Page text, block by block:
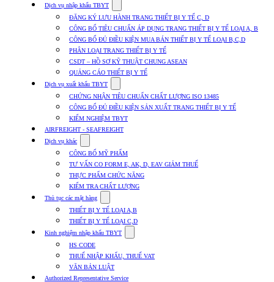
Dịch vụ nhập khẩu TBYT
submenu
for
Dịch
vụ
nhập
khẩu
TBYT
ĐĂNG KÝ LƯU HÀNH TRANG THIẾT BỊ Y TẾ C, D
CÔNG BỐ TIÊU CHUẨN ÁP DỤNG TRANG THIẾT BỊ Y TẾ LOẠI A, B
CÔNG BỐ ĐỦ ĐIỀU KIỆN MUA BÁN THIẾT BỊ Y TẾ LOẠI B,C,D
PHÂN LOẠI TRANG THIẾT BỊ Y TẾ
CSDT – HỒ SƠ KỸ THUẬT CHUNG ASEAN
QUẢNG CÁO THIẾT BỊ Y TẾ
Dịch vụ xuất khẩu TBYT
submenu
for
Dịch
vụ
xuất
TBYT
CHỨNG NHẬN TIÊU CHUẨN CHẤT LƯỢNG ISO 13485
CÔNG BỐ ĐỦ ĐIỀU KIỆN SẢN XUẤT TRANG THIẾT BỊ Y TẾ
KIỂM NGHIỆM TBYT
AIRFREIGHT - SEAFREIGHT
Dịch vụ khác
submenu
for
Dịch
vụ
khác
CÔNG BỐ MỸ PHẨM
TƯ VẤN CO FORM E, AK, D, EAV GIẢM THUẾ
THỰC PHẨM CHỨC NĂNG
KIỂM TRA CHẤT LƯỢNG
Thủ tục các mặt hàng
submenu
for
Thủ
tục
mặt
hàng
THIẾT BỊ Y TẾ LOẠI A,B
THIẾT BỊ Y TẾ LOẠI C,D
Kinh nghiệm nhập khẩu TBYT
submenu
Kinh
HS CODE
THUẾ NHẬP KHẨU, THUẾ VAT
VĂN BẢN LUẬT
Authorized Representative Service